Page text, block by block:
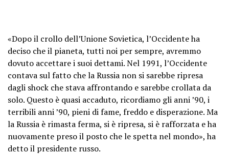
«Dopo il crollo dell’Unione Sovietica, l’Occidente ha
deciso che il pianeta, tutti noi per sempre, avremmo
dovuto accettare i suoi dettami. Nel 1991, l’Occidente
contava sul fatto che la Russia non si sarebbe ripresa
dagli shock che stava affrontando e sarebbe crollata da
solo. Questo è quasi accaduto, ricordiamo gli anni ’90, i
terribili anni ’90, pieni di fame, freddo e disperazione. Ma
la Russia è rimasta ferma, si è ripresa, si è rafforzata e ha
nuovamente preso il posto che le spetta nel mondo», ha
detto il presidente russo.